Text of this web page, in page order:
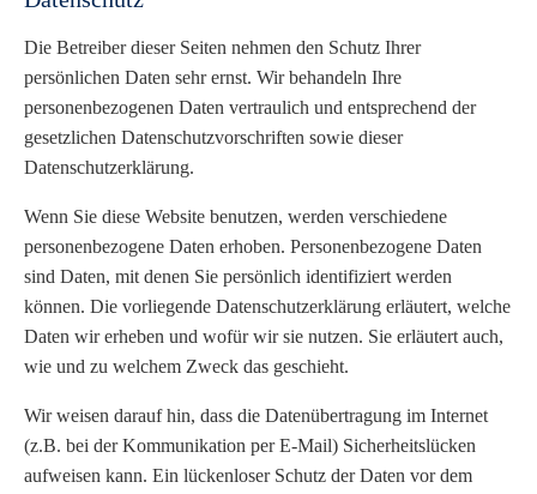
Die Betreiber dieser Seiten nehmen den Schutz Ihrer
persönlichen Daten sehr ernst. Wir behandeln Ihre
personenbezogenen Daten vertraulich und entsprechend der
gesetzlichen Datenschutzvorschriften sowie dieser
Datenschutzerklärung.
Wenn Sie diese Website benutzen, werden verschiedene
personenbezogene Daten erhoben. Personenbezogene Daten
sind Daten, mit denen Sie persönlich identifiziert werden
können. Die vorliegende Datenschutzerklärung erläutert, welche
Daten wir erheben und wofür wir sie nutzen. Sie erläutert auch,
wie und zu welchem Zweck das geschieht.
Wir weisen darauf hin, dass die Datenübertragung im Internet
(z.B. bei der Kommunikation per E-Mail) Sicherheitslücken
aufweisen kann. Ein lückenloser Schutz der Daten vor dem